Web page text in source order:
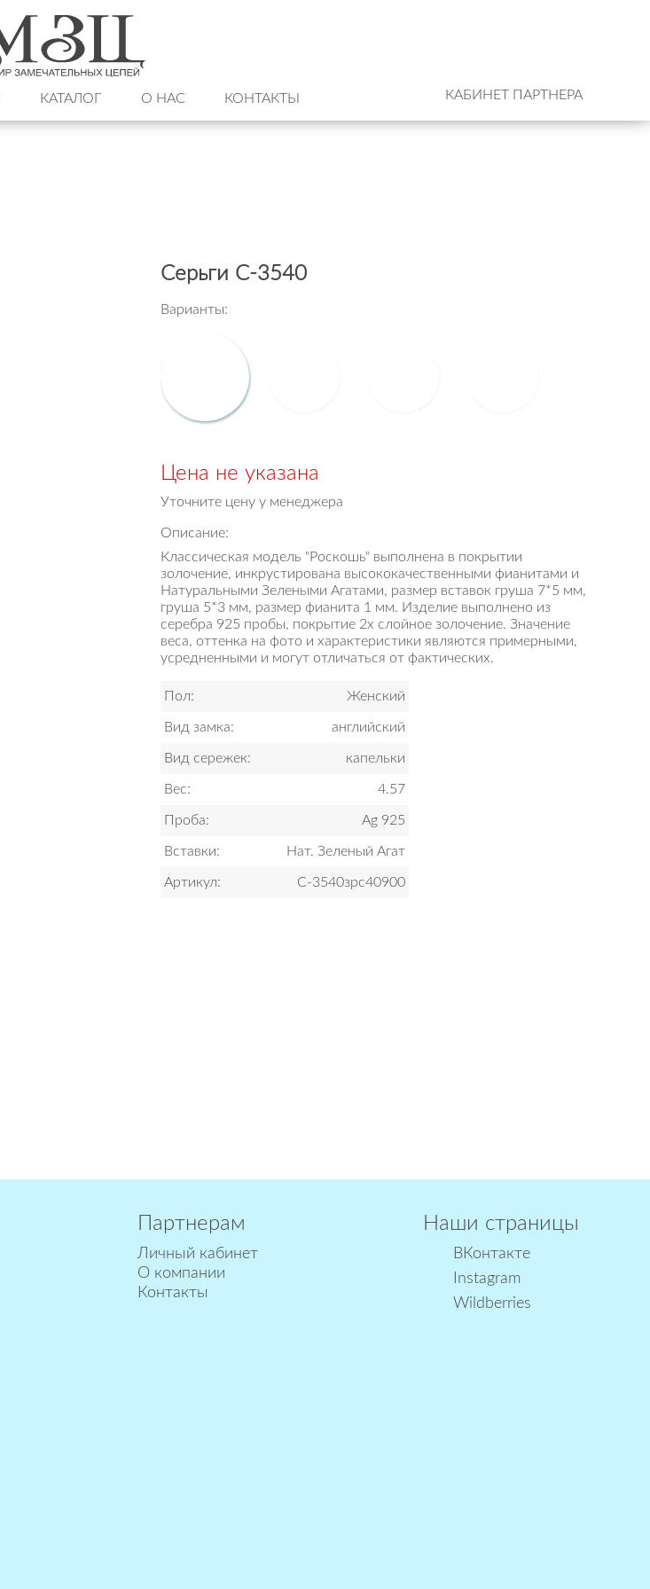
КАБИНЕТ ПАРТНЕРА
КАТАЛОГ О НАС КОНТАКТЫ
Серьги С-3540
Варианты:
Цена не указана
Уточните цену у менеджера
Описание:
Классическая модель "Роскошь" выполнена в покрытии
золочение, инкрустирована высококачественными фианитами и
Натуральными Зелеными Агатами, размер вставок груша 7*5 мм,
груша 5*3 мм, размер фианита 1 мм. Изделие выполнено из
серебра 925 пробы, покрытие 2х слойное золочение. Значение
веса, оттенка на фото и характеристики являются примерными,
усредненными и могут отличаться от фактических.
Пол: Женский
Вид замка: английский
Вид сережек: капельки
Вес: 4.57
Проба: Ag 925
Вставки: Нат. Зеленый Агат
Артикул: С-3540зрс40900
Партнерам
Личный кабинет
О компании
Контакты
Наши страницы
ВКонтакте
Instagram
Wildberries